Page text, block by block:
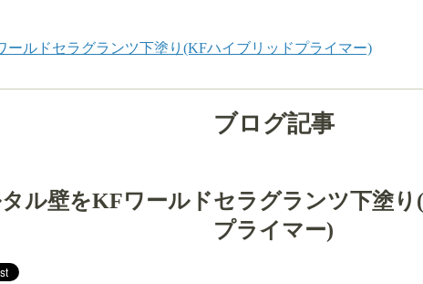
ールドセラグランツ下塗り(KFハイブリッドプライマー)
ブログ記事
ル壁をKFワールドセラグランツ下塗
プライマー)